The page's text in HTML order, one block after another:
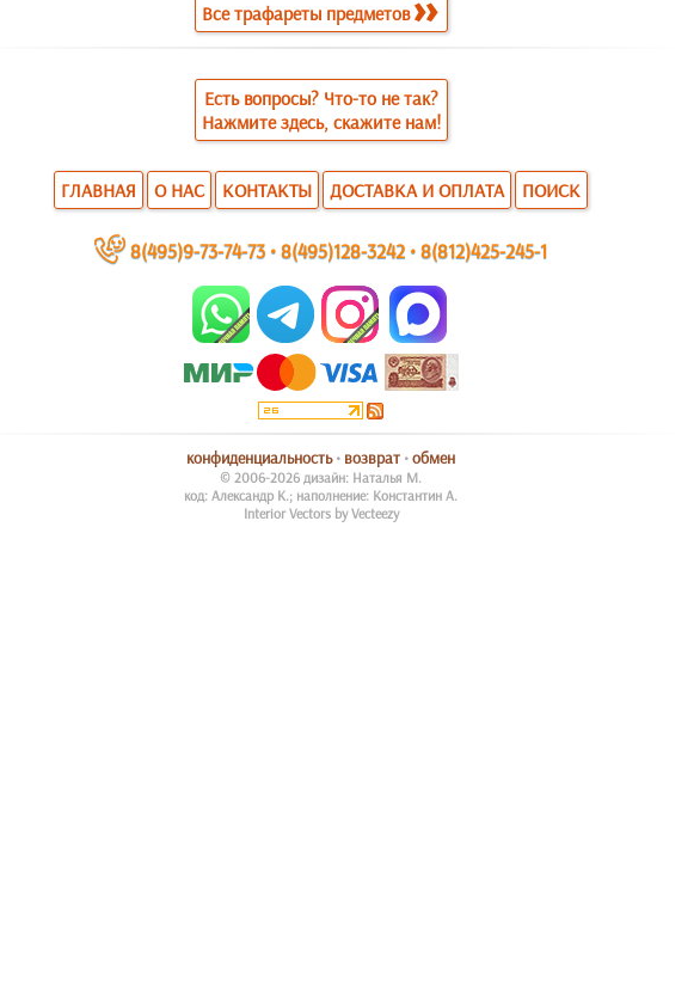
Все трафареты предметов
Есть вопросы? Что-то не так?
Нажмите здесь, скажите нам!
ГЛАВНАЯ О НАС КОНТАКТЫ ДОСТАВКА И ОПЛАТА ПОИСК
~ 8(495)9-73-74-73 •8(495)128-3242 •8(812)425-245-1
конфиденциальность• возврат •обмен
© 2006-2026 дизайн: Наталья М.
код: Александр К.; наполнение: Константин А.
Interior Vectors by Vecteezy